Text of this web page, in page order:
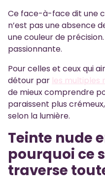
Ce face-à-face dit une
n’est pas une absence
une couleur de
passionnante.
Pour celles et ceux qui
détour par les multiples
de mieux comprendre
paraissent plus
selon la lumière.
Teinte nude
pourquoi ce
traverse